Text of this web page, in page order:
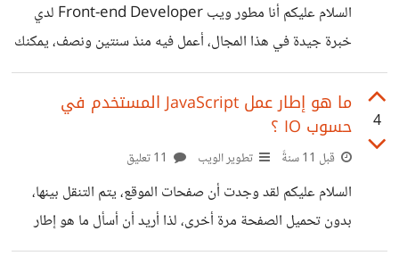
السلام عليكم أنا مطور ويب Front-end Developer لدي
خبرة جيدة في هذا المجال، أعمل فيه منذ سنتين ونصف، يمكنك
أن تقول أنني ممتاز في HTML و CSS3 وما يصنف تحتها من
تقنيات، مثل Haml و Sass ومفاهيم مثل BEM و
في JavaScript ، لدي فهم جيد جداً لكيفية عمل صفحة الويب،
DOM Manipulation ، History API وبعض الأشياء الأخرى،
أستطيع مثلاً كتابة Slider و Modal ، أستطيع أيضاً كتابة
4
ما هو إطار عمل JavaScript المستخدم في
حسوب IO ؟
قبل 11 سنةً تطوير الويب
السلام عليكم لقد وجدت أن صفحات الموقع، يتم التنقل بينها،
بدون تحميل الصفحة مرة أخرى، لذا أريد أن أسأل ما هو إطار
العمل المستخدم، ظننت أنه Angular في البداية ولكن لا أظن